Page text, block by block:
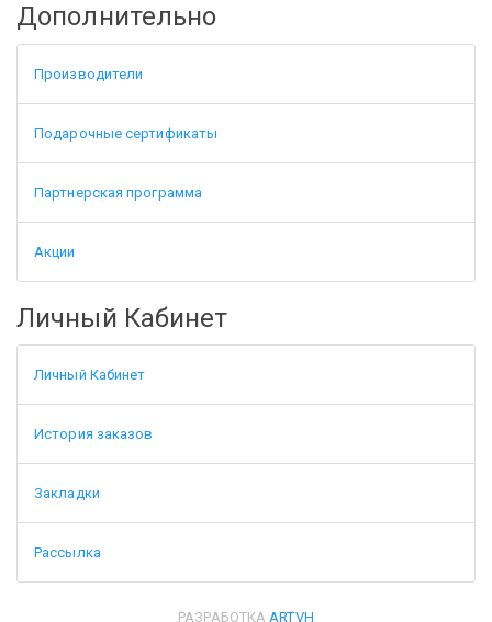
Дополнительно
Производители
Подарочные сертификаты
Партнерская программа
Акции
Личный Кабинет
Личный Кабинет
История заказов
Закладки
Рассылка
РАЗРАБОТКАARTVH